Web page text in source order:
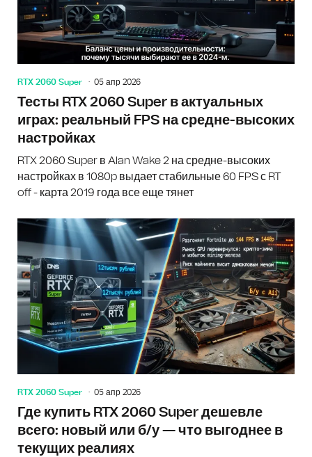
RTX 2060 Super 05 апр 2026
Тесты RTX 2060 Super в актуальных
играх: реальный FPS на средне-высоких
настройках
RTX 2060 Super в Alan Wake 2 на средне-высоких
настройках в 1080p выдает стабильные 60 FPS с RT
off - карта 2019 года все еще тянет
RTX 2060 Super 05 апр 2026
Где купить RTX 2060 Super дешевле
всего: новый или б/у — что выгоднее в
текущих реалиях